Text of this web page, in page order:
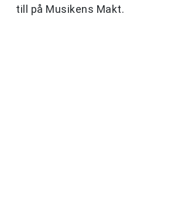
till på Musikens Makt.